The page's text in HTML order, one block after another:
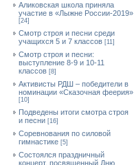
Аликовская школа приняла
участие в «Лыжне России-2019»
[24]
Смотр строя и песни среди
учащихся 5 и 7 классов [11]
Смотр строя и песни:
выступление 8-9 и 10-11
классов [8]
Активисты РДШ – победители в
номинации «Сказочная феерия»
[10]
Подведены итоги смотра строя
и песни [16]
Соревнования по силовой
гимнастике [5]
Состоялся праздничный
концерт, посвященный Дню